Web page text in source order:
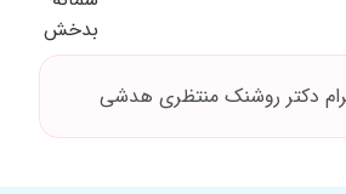
دکتر روشنک منتظری هدشی